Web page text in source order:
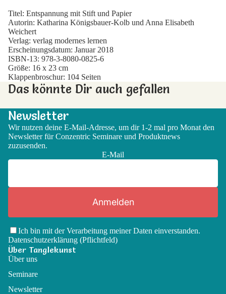
Titel: Entspannung mit Stift und Papier
Autorin: Katharina Königsbauer-Kolb und Anna Elisabeth
Weichert
Verlag: verlag modernes lernen
Erscheinungsdatum: Januar 2018
ISBN-13: 978-3-8080-0825-6
Größe: 16 x 23 cm
Klappenbroschur: 104 Seiten
Das könnte Dir auch gefallen
Newsletter
Wir nutzen deine E-Mail-Adresse, um dir 1-2 mal pro Monat den
Newsletter für Conzentric Seminare und Produktnews
zuzusenden.
E-Mail
Anmelden
Ich bin mit der Verarbeitung meiner Daten einverstanden.
Datenschutzerklärung (Pflichtfeld)
Über Tanglekunst
Über uns
Seminare
Newsletter